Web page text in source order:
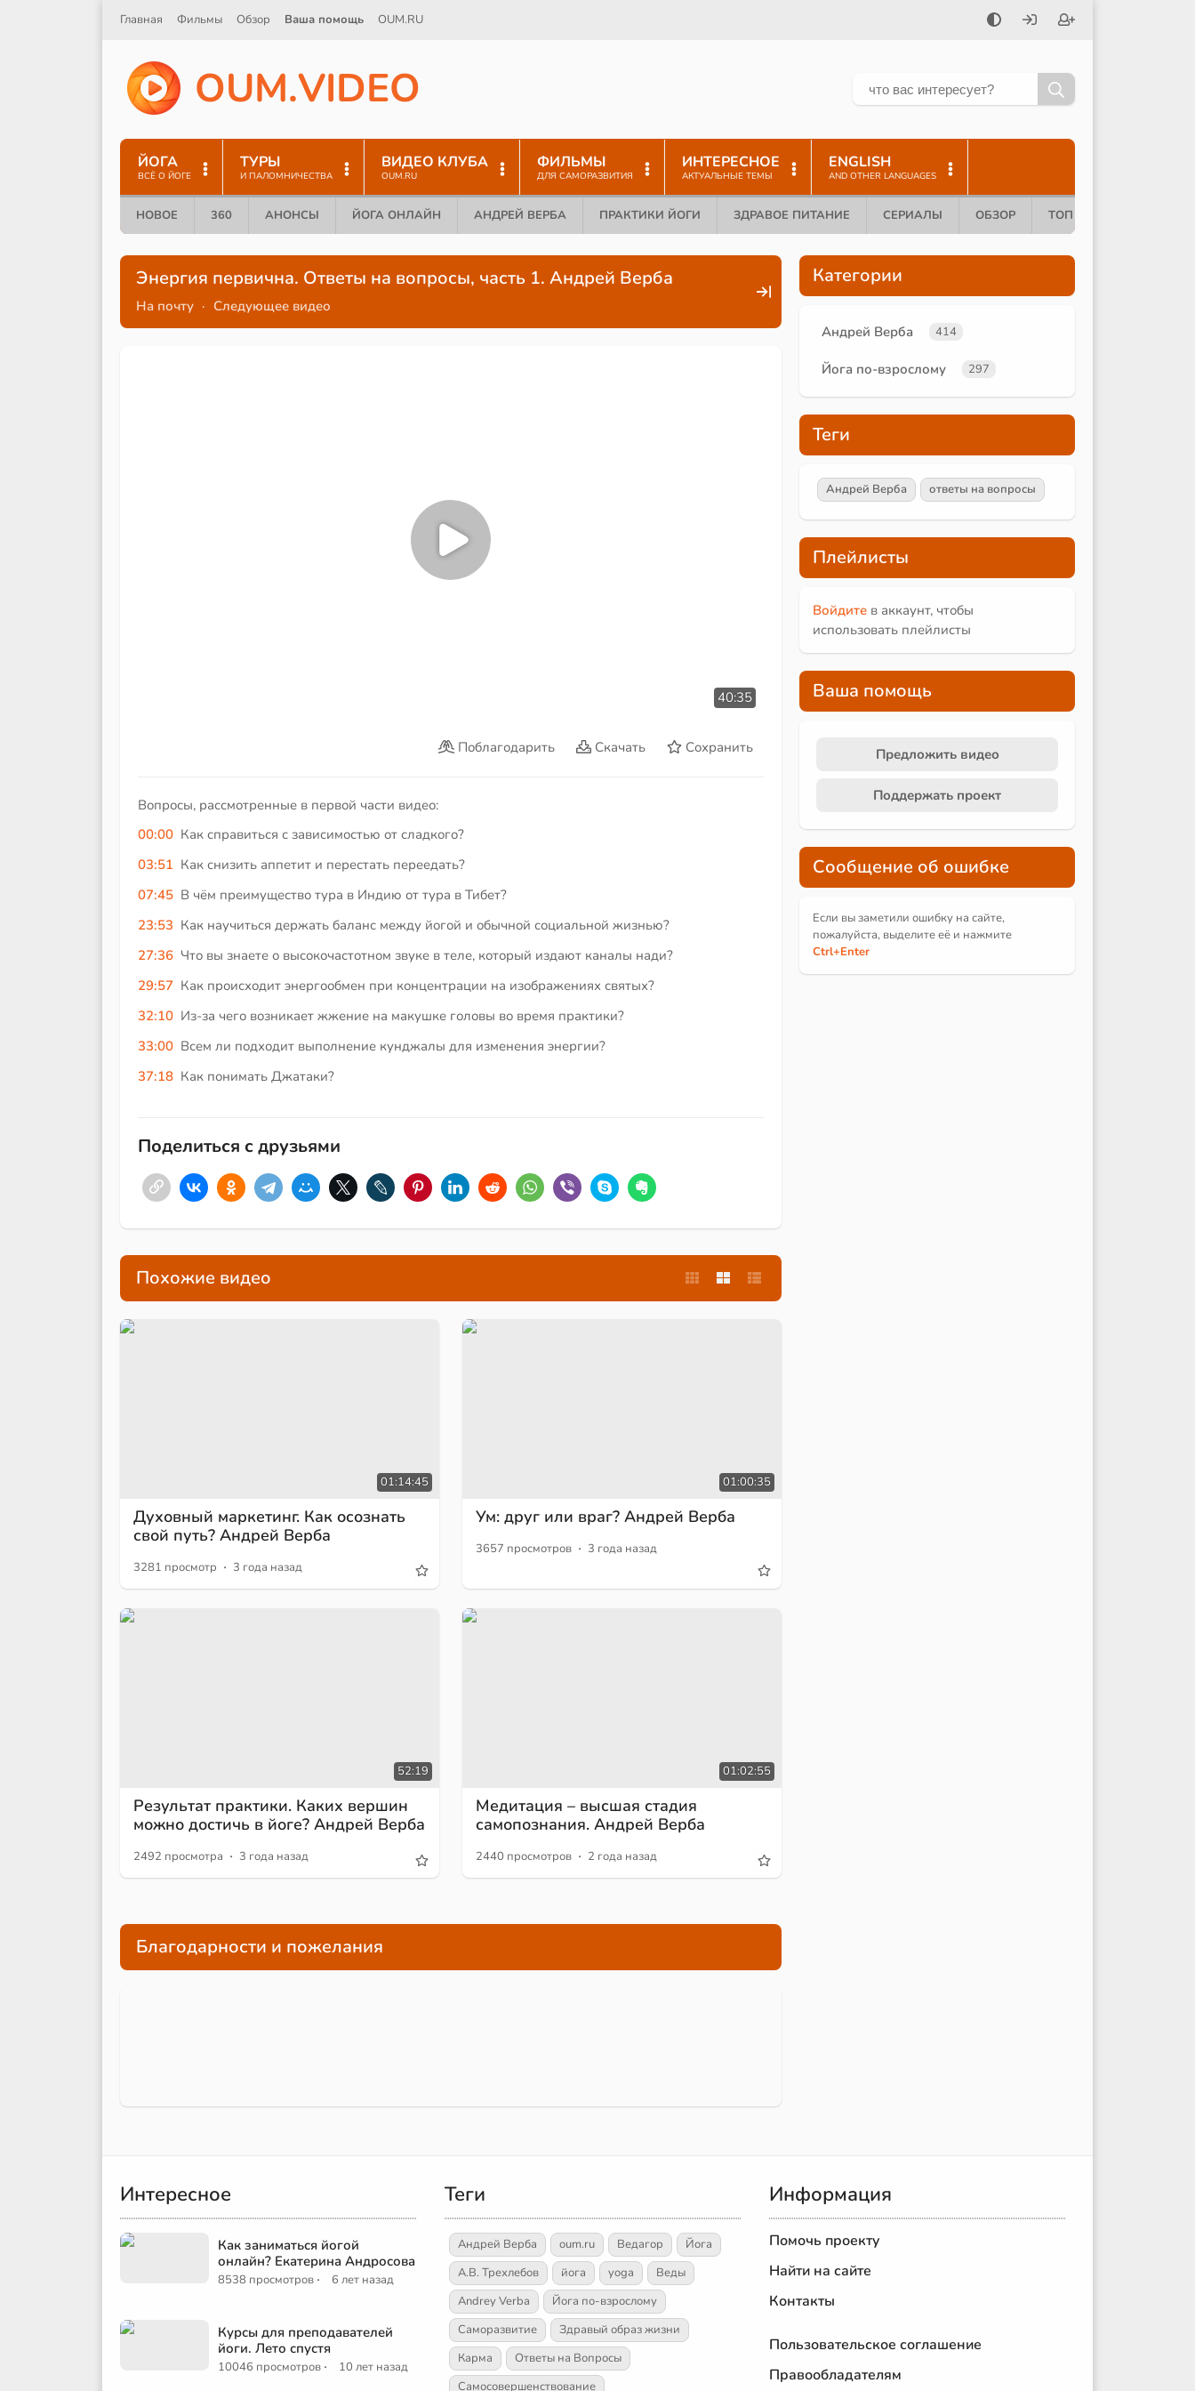
Главная Фильмы Обзор Ваша помощь OUM.RU
OUM.VIDEO
ЙОГА
ВСЁ О ЙОГЕ
ТУРЫ
И ПАЛОМНИЧЕСТВА
ВИДЕО КЛУБА
OUM.RU
ФИЛЬМЫ
ДЛЯ САМОРАЗВИТИЯ
ИНТЕРЕСНОЕ
АКТУАЛЬНЫЕ ТЕМЫ
ENGLISH
AND OTHER LANGUAGES
НОВОЕ 360 АНОНСЫ ЙОГА ОНЛАЙН АНДРЕЙ ВЕРБА ПРАКТИКИ ЙОГИ ЗДРАВОЕ ПИТАНИЕ СЕРИАЛЫ ОБЗОР ТОП 10
Энергия первична. Ответы на вопросы, часть 1. Андрей Верба
На почту · Следующее видео
40:35
Поблагодарить Скачать Сохранить
Вопросы, рассмотренные в первой части видео:
00:00 Как справиться с зависимостью от сладкого?
03:51 Как снизить аппетит и перестать переедать?
07:45 В чём преимущество тура в Индию от тура в Тибет?
23:53 Как научиться держать баланс между йогой и обычной социальной жизнью?
27:36 Что вы знаете о высокочастотном звуке в теле, который издают каналы нади?
29:57 Как происходит энергообмен при концентрации на изображениях святых?
32:10 Из-за чего возникает жжение на макушке головы во время практики?
33:00 Всем ли подходит выполнение кунджалы для изменения энергии?
37:18 Как понимать Джатаки?
Поделиться с друзьями
Похожие видео
01:14:45
Духовный маркетинг. Как осознать
свой путь? Андрей Верба
3281 просмотр · 3 года назад
01:00:35
Ум: друг или враг? Андрей Верба
3657 просмотров · 3 года назад
52:19
Результат практики. Каких вершин
можно достичь в йоге? Андрей Верба
2492 просмотра · 3 года назад
01:02:55
Медитация – высшая стадия
самопознания. Андрей Верба
2440 просмотров · 2 года назад
Благодарности и пожелания
Категории
Андрей Верба 414
Йога по-взрослому 297
Теги
Андрей Верба ответы на вопросы
Плейлисты
Войдите в аккаунт, чтобы
использовать плейлисты
Ваша помощь
Предложить видео
Поддержать проект
Сообщение об ошибке
Если вы заметили ошибку на сайте,
пожалуйста, выделите её и нажмите
Ctrl+Enter
Интересное
Как заниматься йогой
онлайн? Екатерина Андросова
8538 просмотров · 6 лет назад
Курсы для преподавателей
йоги. Лето спустя
10046 просмотров · 10 лет назад
Теги
Андрей Верба oum.ru Ведагор
Йога
А.В. Трехлебов
йога yoga
Веды
Andrey Verba
Йога по-взрослому
Саморазвитие
Здравый образ жизни
Карма
Ответы на Вопросы
Самосовершенствование
Информация
Помочь проекту
Найти на сайте
Контакты
Пользовательское соглашение
Правообладателям